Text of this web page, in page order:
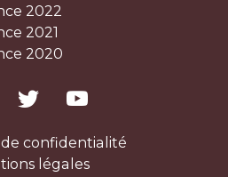
2022
2021
2020
confidentialité
légales